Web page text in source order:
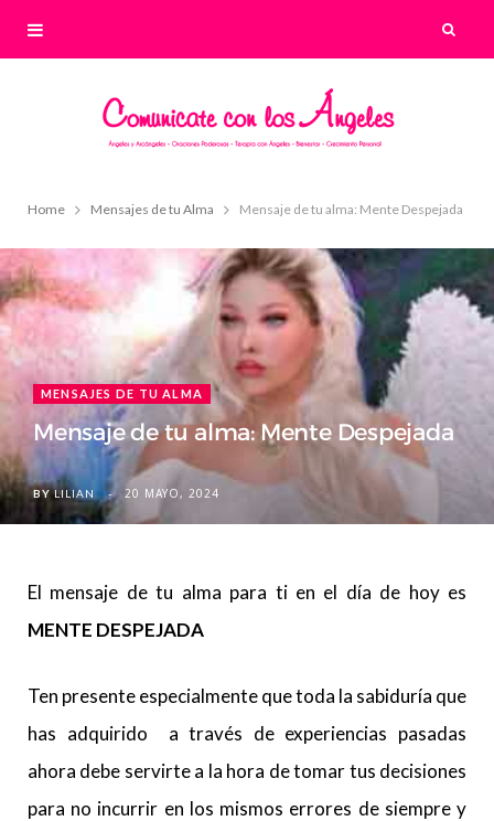
Home Mensajes de tu Alma Mensaje de tu alma: Mente Despejada
MENSAJES DE TU ALMA
Mensaje de tu alma: Mente Despejada
BY LILIAN 20 MAYO, 2024
El mensaje de tu alma para ti en el día de hoy es
MENTE DESPEJADA
Ten presente especialmente que toda la sabiduría que
has adquirido a través de experiencias pasadas
ahora debe servirte a la hora de tomar tus decisiones
para no incurrir en los mismos errores de siempre y